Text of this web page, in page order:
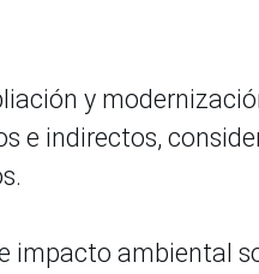
y
e indirectos,
impacto ambiental